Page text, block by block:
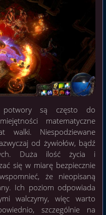
potwory są często do
matematyczne
walki. Niespodziewane
od żywiołów, bądź
Duża ilość życia i
się w miarę bezpiecznie
że nieopisaną
Ich poziom odpowiada
walczymy, więc warto
szczególnie na